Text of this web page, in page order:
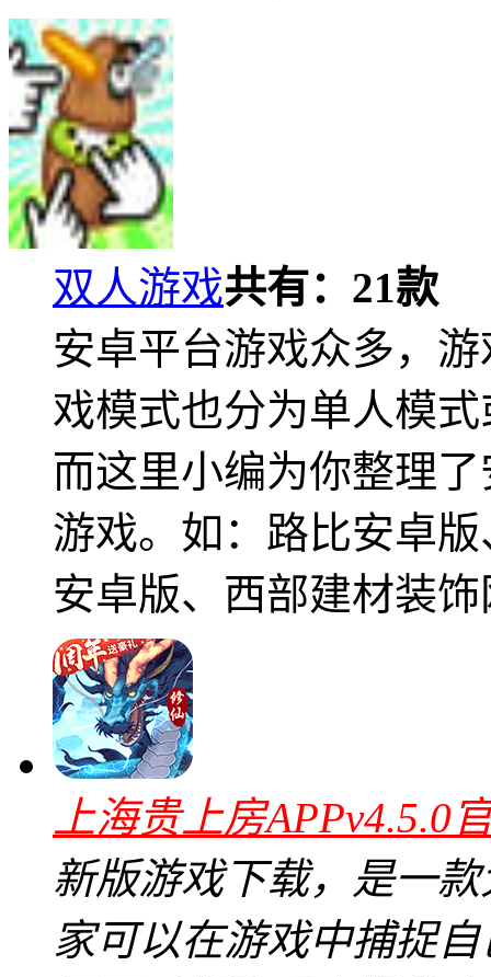
双人游戏共有： 21款
安卓平台游戏众多，
戏模式也分为单人模
而这里小编为你整理
游戏。如：路比安卓
安卓版、西部建材装
上海贵上房APPv4.5.0
新版游戏下载，是一
家可以在游戏中捕捉